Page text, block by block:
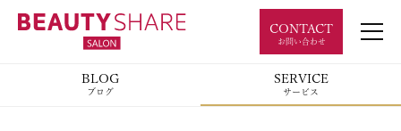
CONTACT
お問い合わせ
BLOG
ブログ
SERVICE
サービス